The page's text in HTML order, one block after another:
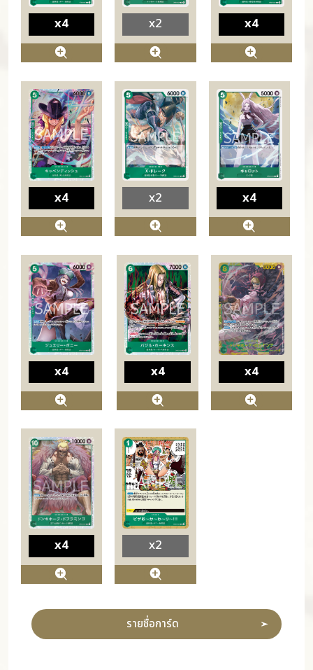
x4 x2 x4
x4 x2 x4
x4 x4 x4
x4 x2
รายชื่อการ์ด